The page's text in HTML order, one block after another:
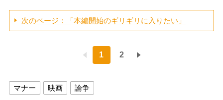
次のページ：「本編開始のギリギリに入りたい」
1 2
マナー 映画 論争